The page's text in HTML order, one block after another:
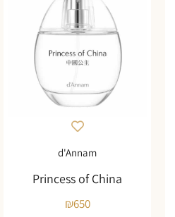
d'Annam
Princess of China
₪650